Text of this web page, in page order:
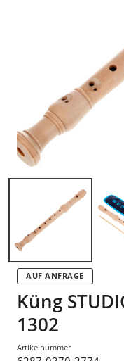
AUF ANFRAGE
Küng
1302
Artikelnummer